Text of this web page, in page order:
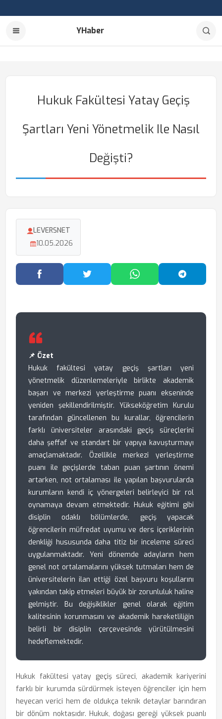
YHaber
Hukuk Fakültesi Yatay Geçiş
Şartları Yeni Yönetmelik Ile Nasıl
Değişti?
LEVERSNET
10.05.2026
Facebook'ta PaylaşTwitter'da PaylaşWhatsApp'ta Paylaş
📌 Özet
Hukuk fakültesi yatay geçiş şartları yeni
yönetmelik düzenlemeleriyle birlikte akademik
başarı ve merkezi yerleştirme puanı ekseninde
yeniden şekillendirilmiştir. Yükseköğretim Kurulu
tarafından güncellenen bu kurallar, öğrencilerin
farklı üniversiteler arasındaki geçiş süreçlerini
daha şeffaf ve standart bir yapıya kavuşturmayı
amaçlamaktadır. Özellikle merkezi yerleştirme
puanı ile geçişlerde taban puan şartının önemi
artarken, not ortalaması ile yapılan başvurularda
kurumların kendi iç yönergeleri belirleyici bir rol
oynamaya devam etmektedir. Hukuk eğitimi gibi
disiplin odaklı bölümlerde, geçiş yapacak
öğrencilerin müfredat uyumu ve ders içeriklerinin
denkliği hususunda daha titiz bir inceleme süreci
uygulanmaktadır. Yeni dönemde adayların hem
genel not ortalamalarını yüksek tutmaları hem de
üniversitelerin ilan ettiği özel başvuru koşullarını
yakından takip etmeleri büyük bir zorunluluk haline
gelmiştir. Bu değişiklikler genel olarak eğitim
kalitesinin korunmasını ve akademik hareketliliğin
belirli bir disiplin çerçevesinde yürütülmesini
hedeflemektedir.
Hukuk fakültesi yatay geçiş süreci, akademik kariyerini
farklı bir kurumda sürdürmek isteyen öğrenciler için hem
heyecan verici hem de oldukça teknik detaylar barındıran
bir dönüm noktasıdır. Hukuk, doğası gereği yüksek puanlı